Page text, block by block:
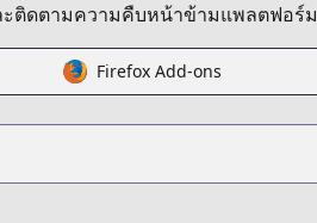
ติดตามความคืบหน้าข้ามแพลตฟอร์ม
Firefox Add-ons